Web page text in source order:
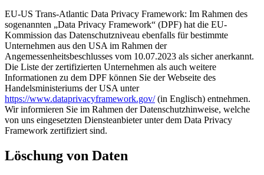
EU-US Trans-Atlantic Data Privacy Framework: Im Rahmen des
sogenannten „Data Privacy Framework“ (DPF) hat die EU-
Kommission das Datenschutzniveau ebenfalls für bestimmte
Unternehmen aus den USA im Rahmen der
Angemessenheitsbeschlusses vom 10.07.2023 als sicher anerkannt.
Die Liste der zertifizierten Unternehmen als auch weitere
Informationen zu dem DPF können Sie der Webseite des
Handelsministeriums der USA unter
https://www.dataprivacyframework.gov/(in Englisch) entnehmen.
Wir informieren Sie im Rahmen der Datenschutzhinweise, welche
von uns eingesetzten Diensteanbieter unter dem Data Privacy
Framework zertifiziert sind.
Löschung von Daten